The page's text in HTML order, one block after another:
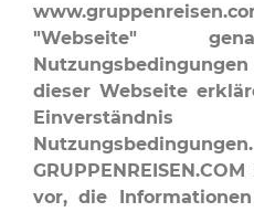
"Webseite"
dieser Webseite
Nutzungsbedingungen.
vor, die